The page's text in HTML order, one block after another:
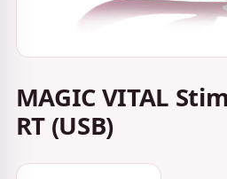
MAGIC VITAL
RT (USB)